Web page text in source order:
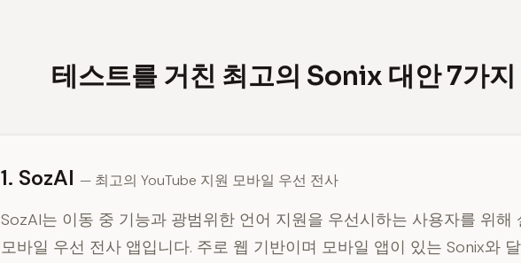
테스트를 거친 최고의 Sonix 대안 7가지
1. SozAI — 최고의 YouTube 지원 모바일 우선 전사
SozAI는 이동 중 기능과 광범위한 언어 지원을 우선시하는 사용자를 위해
모바일 우선 전사 앱입니다. 주로 웹 기반이며 모바일 앱이 있는 Sonix와